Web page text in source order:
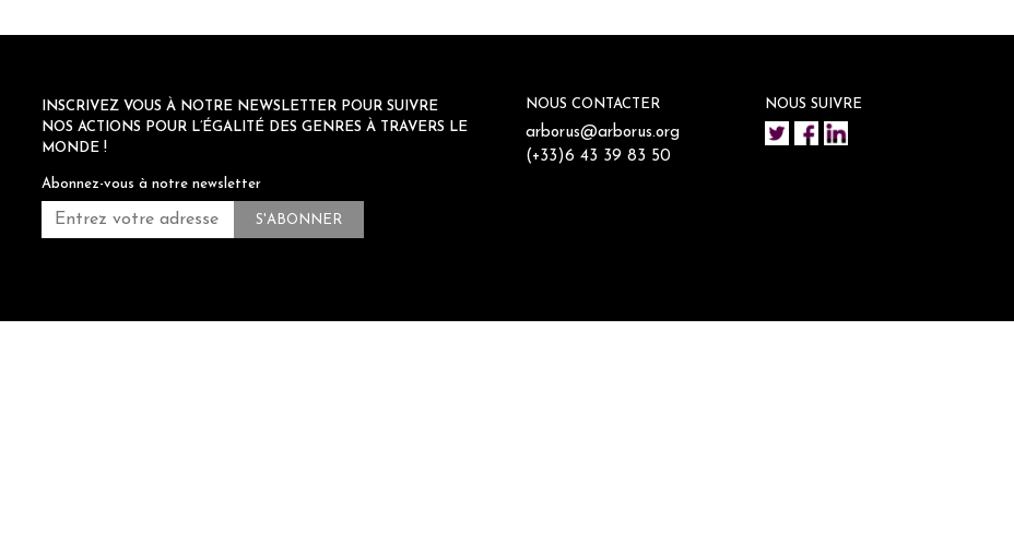
INSCRIVEZ VOUS À NOTRE NEWSLETTER POUR SUIVRE
NOS ACTIONS POUR L’ÉGALITÉ DES GENRES À TRAVERS LE
MONDE !
Abonnez-vous à notre newsletter
NOUS CONTACTER
arborus@arborus.org
(+33)6 43 39 83 50
NOUS SUIVRE